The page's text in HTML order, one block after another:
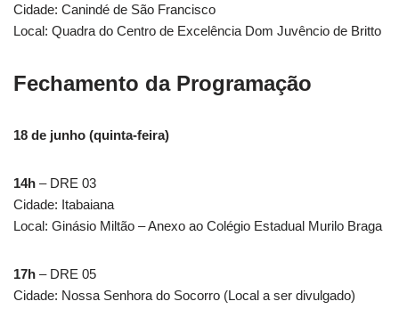
Cidade: Canindé de São Francisco
Local: Quadra do Centro de Excelência Dom Juvêncio de Britto
Fechamento da Programação
18 de junho (quinta-feira)
14h – DRE 03
Cidade: Itabaiana
Local: Ginásio Miltão – Anexo ao Colégio Estadual Murilo Braga
17h – DRE 05
Cidade: Nossa Senhora do Socorro (Local a ser divulgado)